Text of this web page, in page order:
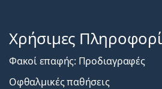
Χρήσιμες
Φακοί επαφής: Προδιαγραφές
Οφθαλμικές παθήσεις